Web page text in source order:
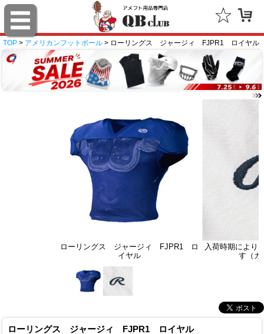
TOP > アメリカンフットボール > ローリングス ジャージィ FJPR1 ロイヤル
ローリングス ジャージィ FJPR1 ロ
イヤル
入荷時期により
す（カ
ローリングス ジャージィ FJPR1 ロイヤル